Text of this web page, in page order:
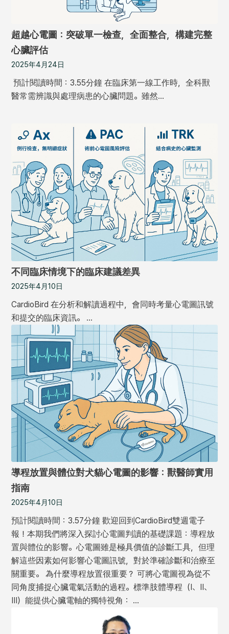
超越心電圖：突破單一檢查，全面整合，構建完整
心臟評估
2025年4月24日
預計閱讀時間：3.55分鐘 在臨床第一線工作時，全科獸
醫常需辨識與處理病患的心臟問題。雖然…
不同臨床情境下的臨床建議差異
2025年4月10日
CardioBird 在分析和解讀過程中，會同時考量心電圖訊號
和提交的臨床資訊。 …
導程放置與體位對犬貓心電圖的影響：獸醫師實用
指南
2025年4月10日
預計閱讀時間：3.57分鐘 歡迎回到CardioBird雙週電子
報！本期我們將深入探討心電圖判讀的基礎課題：導程放
置與體位的影響。心電圖雖是極具價值的診斷工具，但理
解這些因素如何影響心電圖訊號，對於準確診斷和治療至
關重要。 為什麼導程放置很重要？ 可將心電圖視為從不
同角度捕捉心臟電氣活動的過程。標準肢體導程（I、II、
III）能提供心臟電軸的獨特視角： …